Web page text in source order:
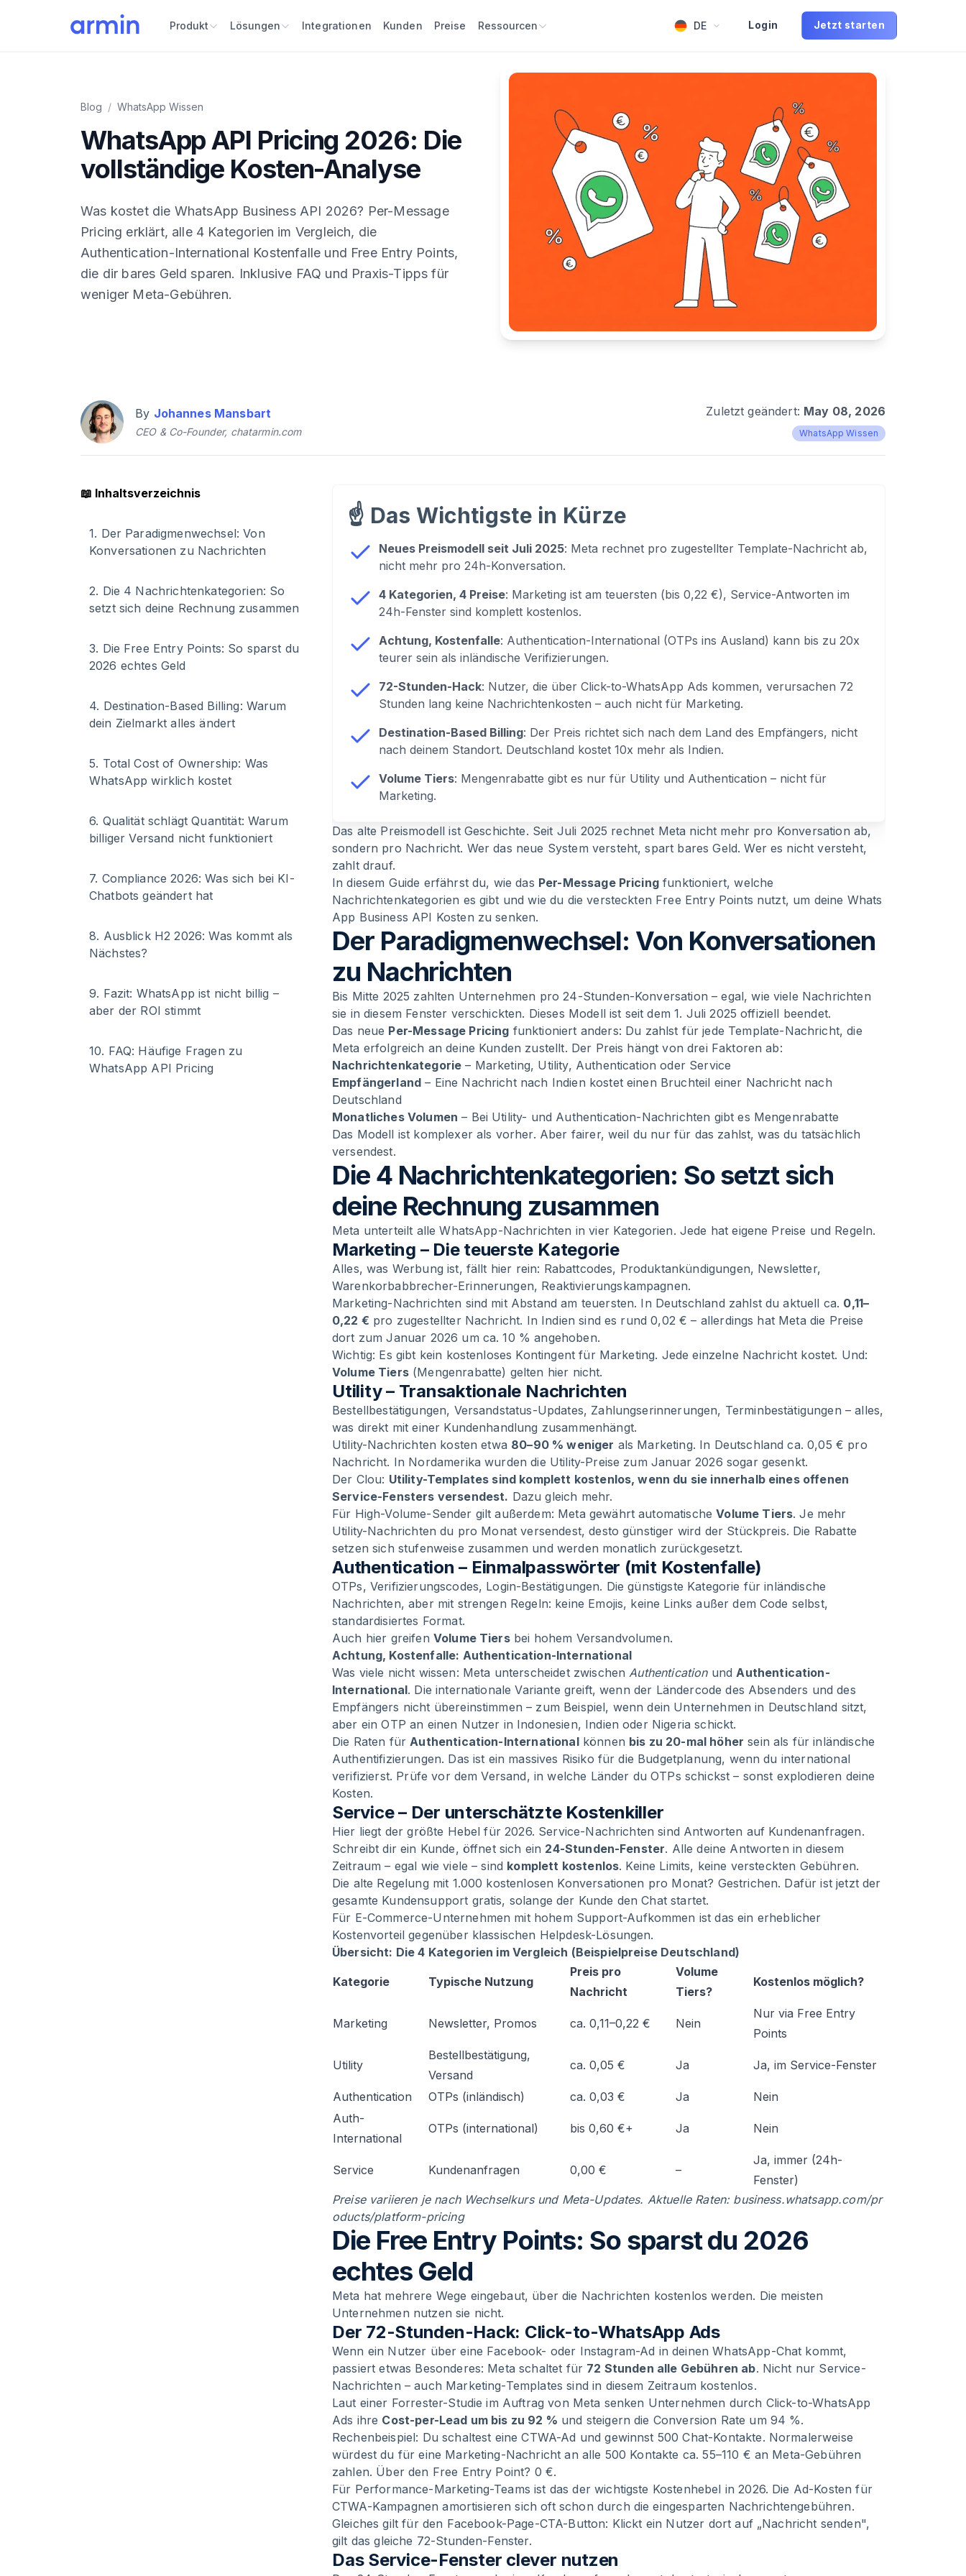
Produkt Lösungen Integrationen Kunden Preise Ressourcen DE Login Jetzt starten
Blog / WhatsApp Wissen
WhatsApp API Pricing 2026: Die
vollständige Kosten-Analyse
Was kostet die WhatsApp Business API 2026? Per-Message
Pricing erklärt, alle 4 Kategorien im Vergleich, die
Authentication-International Kostenfalle und Free Entry Points,
die dir bares Geld sparen. Inklusive FAQ und Praxis-Tipps für
weniger Meta-Gebühren.
By Johannes Mansbart
CEO & Co-Founder, chatarmin.com
Zuletzt geändert: May 08, 2026
WhatsApp Wissen
📖 Inhaltsverzeichnis
1. Der Paradigmenwechsel: Von
Konversationen zu Nachrichten
2. Die 4 Nachrichtenkategorien: So
setzt sich deine Rechnung zusammen
3. Die Free Entry Points: So sparst du
2026 echtes Geld
4. Destination-Based Billing: Warum
dein Zielmarkt alles ändert
5. Total Cost of Ownership: Was
WhatsApp wirklich kostet
6. Qualität schlägt Quantität: Warum
billiger Versand nicht funktioniert
7. Compliance 2026: Was sich bei KI-
Chatbots geändert hat
8. Ausblick H2 2026: Was kommt als
Nächstes?
9. Fazit: WhatsApp ist nicht billig –
aber der ROI stimmt
10. FAQ: Häufige Fragen zu
WhatsApp API Pricing
☝️ Das Wichtigste in Kürze
Neues Preismodell seit Juli 2025: Meta rechnet pro zugestellter Template-Nachricht ab,
nicht mehr pro 24h-Konversation.
4 Kategorien, 4 Preise: Marketing ist am teuersten (bis 0,22 €), Service-Antworten im
24h-Fenster sind komplett kostenlos.
Achtung, Kostenfalle: Authentication-International (OTPs ins Ausland) kann bis zu 20x
teurer sein als inländische Verifizierungen.
72-Stunden-Hack: Nutzer, die über Click-to-WhatsApp Ads kommen, verursachen 72
Stunden lang keine Nachrichtenkosten – auch nicht für Marketing.
Destination-Based Billing: Der Preis richtet sich nach dem Land des Empfängers, nicht
nach deinem Standort. Deutschland kostet 10x mehr als Indien.
Volume Tiers: Mengenrabatte gibt es nur für Utility und Authentication – nicht für
Marketing.
Das alte Preismodell ist Geschichte. Seit Juli 2025 rechnet Meta nicht mehr pro Konversation ab,
sondern pro Nachricht. Wer das neue System versteht, spart bares Geld. Wer es nicht versteht,
zahlt drauf.
In diesem Guide erfährst du, wie das Per-Message Pricingfunktioniert, welche
Nachrichtenkategorien es gibt und wie du die versteckten Free Entry Points nutzt, um deine Whats
App Business API Kosten zu senken.
Der Paradigmenwechsel: Von Konversationen
zu Nachrichten
Bis Mitte 2025 zahlten Unternehmen pro 24-Stunden-Konversation – egal, wie viele Nachrichten
sie in diesem Fenster verschickten. Dieses Modell ist seit dem 1. Juli 2025 offiziell beendet.
Das neue Per-Message Pricing funktioniert anders: Du zahlst für jede Template-Nachricht, die
Meta erfolgreich an deine Kunden zustellt. Der Preis hängt von drei Faktoren ab:
Nachrichtenkategorie – Marketing, Utility, Authentication oder Service
Empfängerland – Eine Nachricht nach Indien kostet einen Bruchteil einer Nachricht nach
Deutschland
Monatliches Volumen – Bei Utility- und Authentication-Nachrichten gibt es Mengenrabatte
Das Modell ist komplexer als vorher. Aber fairer, weil du nur für das zahlst, was du tatsächlich
versendest.
Die 4 Nachrichtenkategorien: So setzt sich
deine Rechnung zusammen
Meta unterteilt alle WhatsApp-Nachrichten in vier Kategorien. Jede hat eigene Preise und Regeln.
Marketing – Die teuerste Kategorie
Alles, was Werbung ist, fällt hier rein: Rabattcodes, Produktankündigungen, Newsletter,
Warenkorbabbrecher-Erinnerungen, Reaktivierungskampagnen.
Marketing-Nachrichten sind mit Abstand am teuersten. In Deutschland zahlst du aktuell ca. 0,11–
0,22 € pro zugestellter Nachricht. In Indien sind es rund 0,02 € – allerdings hat Meta die Preise
dort zum Januar 2026 um ca. 10 % angehoben.
Wichtig: Es gibt kein kostenloses Kontingent für Marketing. Jede einzelne Nachricht kostet. Und:
Volume Tiers(Mengenrabatte) gelten hier nicht.
Utility – Transaktionale Nachrichten
Bestellbestätigungen, Versandstatus-Updates, Zahlungserinnerungen, Terminbestätigungen – alles,
was direkt mit einer Kundenhandlung zusammenhängt.
Utility-Nachrichten kosten etwa 80–90 % weniger als Marketing. In Deutschland ca. 0,05 € pro
Nachricht. In Nordamerika wurden die Utility-Preise zum Januar 2026 sogar gesenkt.
Der Clou: Utility-Templates sind komplett kostenlos, wenn du sie innerhalb eines offenen
Service-Fensters versendest. Dazu gleich mehr.
Für High-Volume-Sender gilt außerdem: Meta gewährt automatischeVolume Tiers. Je mehr
Utility-Nachrichten du pro Monat versendest, desto günstiger wird der Stückpreis. Die Rabatte
setzen sich stufenweise zusammen und werden monatlich zurückgesetzt.
Authentication – Einmalpasswörter (mit Kostenfalle)
OTPs, Verifizierungscodes, Login-Bestätigungen. Die günstigste Kategorie für inländische
Nachrichten, aber mit strengen Regeln: keine Emojis, keine Links außer dem Code selbst,
standardisiertes Format.
Auch hier greifen Volume Tiersbei hohem Versandvolumen.
Achtung, Kostenfalle: Authentication-International
Was viele nicht wissen: Meta unterscheidet zwischenAuthenticationundAuthentication-
International. Die internationale Variante greift, wenn der Ländercode des Absenders und des
Empfängers nicht übereinstimmen – zum Beispiel, wenn dein Unternehmen in Deutschland sitzt,
aber ein OTP an einen Nutzer in Indonesien, Indien oder Nigeria schickt.
Die Raten fürAuthentication-Internationalkönnen bis zu 20-mal höher sein als für inländische
Authentifizierungen. Das ist ein massives Risiko für die Budgetplanung, wenn du international
verifizierst. Prüfe vor dem Versand, in welche Länder du OTPs schickst – sonst explodieren deine
Kosten.
Service – Der unterschätzte Kostenkiller
Hier liegt der größte Hebel für 2026. Service-Nachrichten sind Antworten auf Kundenanfragen.
Schreibt dir ein Kunde, öffnet sich ein 24-Stunden-Fenster. Alle deine Antworten in diesem
Zeitraum – egal wie viele – sind komplett kostenlos. Keine Limits, keine versteckten Gebühren.
Die alte Regelung mit 1.000 kostenlosen Konversationen pro Monat? Gestrichen. Dafür ist jetzt der
gesamte Kundensupport gratis, solange der Kunde den Chat startet.
Für E-Commerce-Unternehmen mit hohem Support-Aufkommen ist das ein erheblicher
Kostenvorteil gegenüber klassischen Helpdesk-Lösungen.
Übersicht: Die 4 Kategorien im Vergleich (Beispielpreise Deutschland)
Kategorie Typische Nutzung
Preis pro
Nachricht
Volume
Tiers?
Kostenlos möglich?
Marketing Newsletter, Promos ca. 0,11–0,22 € Nein
Nur via Free Entry
Points
Utility
Bestellbestätigung,
Versand
ca. 0,05 € Ja Ja, im Service-Fenster
Authentication OTPs (inländisch) ca. 0,03 € Ja
Nein
Auth-
International
OTPs (international) bis 0,60 €+ Ja Nein
Service Kundenanfragen 0,00 € –
Ja, immer (24h-
Fenster)
Preise variieren je nach Wechselkurs und Meta-Updates. Aktuelle Raten: business.whatsapp.com/pr
oducts/platform-pricing
Die Free Entry Points: So sparst du 2026
echtes Geld
Meta hat mehrere Wege eingebaut, über die Nachrichten kostenlos werden. Die meisten
Unternehmen nutzen sie nicht.
Der 72-Stunden-Hack: Click-to-WhatsApp Ads
Wenn ein Nutzer über eine Facebook- oder Instagram-Ad in deinen WhatsApp-Chat kommt,
passiert etwas Besonderes: Meta schaltet für 72 Stunden alle Gebühren ab. Nicht nur Service-
Nachrichten – auch Marketing-Templates sind in diesem Zeitraum kostenlos.
Laut einer Forrester-Studie im Auftrag von Meta senken Unternehmen durch Click-to-WhatsApp
Ads ihre Cost-per-Lead um bis zu 92 % und steigern die Conversion Rate um 94 %.
Rechenbeispiel: Du schaltest eine CTWA-Ad und gewinnst 500 Chat-Kontakte. Normalerweise
würdest du für eine Marketing-Nachricht an alle 500 Kontakte ca. 55–110 € an Meta-Gebühren
zahlen. Über den Free Entry Point? 0 €.
Für Performance-Marketing-Teams ist das der wichtigste Kostenhebel in 2026. Die Ad-Kosten für
CTWA-Kampagnen amortisieren sich oft schon durch die eingesparten Nachrichtengebühren.
Gleiches gilt für den Facebook-Page-CTA-Button: Klickt ein Nutzer dort auf „Nachricht senden",
gilt das gleiche 72-Stunden-Fenster.
Das Service-Fenster clever nutzen